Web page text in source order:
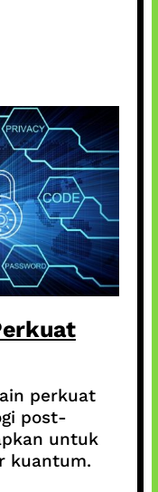
perkuat
post-
untuk
kuantum.